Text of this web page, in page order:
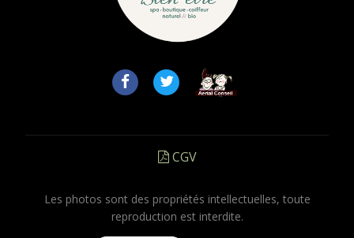
CGV
Les photos sont des propriétés intellectuelles, toute
reproduction est interdite.